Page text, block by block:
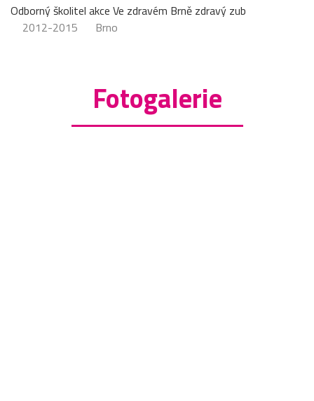
Odborný školitel akce Ve zdravém Brně zdravý zub
2012-2015
Brno
Fotogalerie